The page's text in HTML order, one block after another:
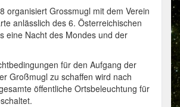
in
Großmugl
organisiert Grossmugl mit dem Verein
anlässlich des 6. Österreichischen
eine Nacht des Mondes und der
für den Aufgang der
Großmugl zu schaffen wird nach
öffentliche Ortsbeleuchtung für